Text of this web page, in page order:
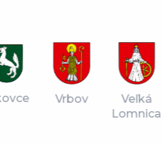
Vrbov
Veľká
Lomnica